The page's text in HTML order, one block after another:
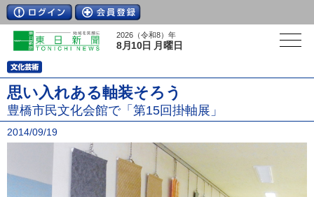
2026（令和8）年
8月10日 月曜日
思い入れある軸装そろう
豊橋市民文化会館で「第15回掛軸展」
2014/09/19